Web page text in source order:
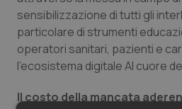
sensibilizzazione di tutti gli
particolare di strumenti
operatori sanitari, pazienti e
l’ecosistema digitale Al cuore
Il costo della mancata